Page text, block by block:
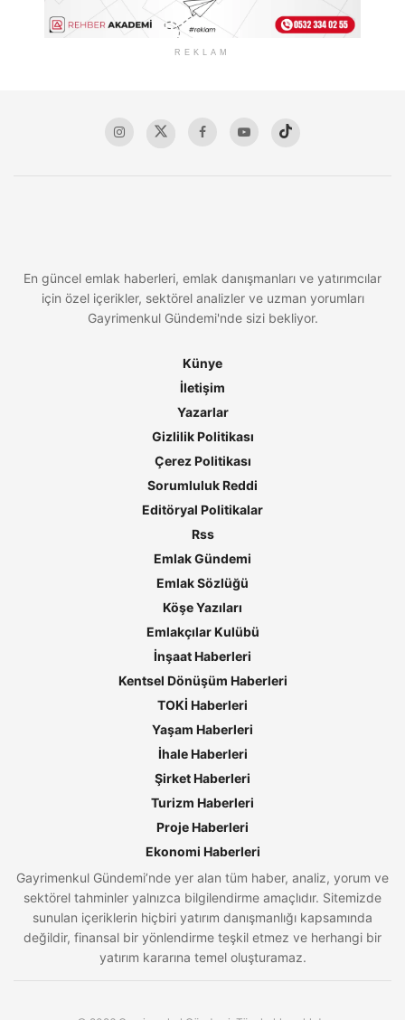
REKLAM
En güncel emlak haberleri, emlak danışmanları ve yatırımcılar
için özel içerikler, sektörel analizler ve uzman yorumları
Gayrimenkul Gündemi'nde sizi bekliyor.
Künye
İletişim
Yazarlar
Gizlilik Politikası
Çerez Politikası
Sorumluluk Reddi
Editöryal Politikalar
Rss
Emlak Gündemi
Emlak Sözlüğü
Köşe Yazıları
Emlakçılar Kulübü
İnşaat Haberleri
Kentsel Dönüşüm Haberleri
TOKİ Haberleri
Yaşam Haberleri
İhale Haberleri
Şirket Haberleri
Turizm Haberleri
Proje Haberleri
Ekonomi Haberleri
Gayrimenkul Gündemi’nde yer alan tüm haber, analiz, yorum ve
sektörel tahminler yalnızca bilgilendirme amaçlıdır. Sitemizde
sunulan içeriklerin hiçbiri yatırım danışmanlığı kapsamında
değildir, finansal bir yönlendirme teşkil etmez ve herhangi bir
yatırım kararına temel oluşturamaz.